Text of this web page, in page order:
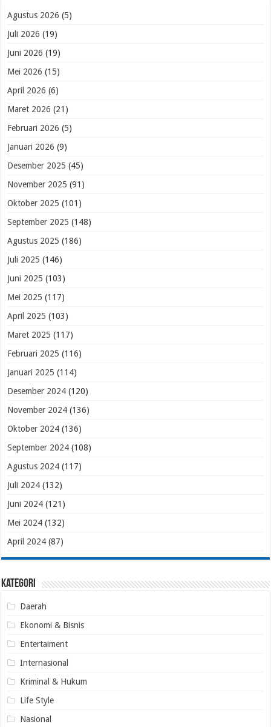
Agustus 2026 (5)
Juli 2026 (19)
Juni 2026 (19)
Mei 2026 (15)
April 2026 (6)
Maret 2026 (21)
Februari 2026 (5)
Januari 2026 (9)
Desember 2025 (45)
November 2025 (91)
Oktober 2025 (101)
September 2025 (148)
Agustus 2025 (186)
Juli 2025 (146)
Juni 2025 (103)
Mei 2025 (117)
April 2025 (103)
Maret 2025 (117)
Februari 2025 (116)
Januari 2025 (114)
Desember 2024 (120)
November 2024 (136)
Oktober 2024 (136)
September 2024 (108)
Agustus 2024 (117)
Juli 2024 (132)
Juni 2024 (121)
Mei 2024 (132)
April 2024 (87)
Kategori
Daerah
Ekonomi & Bisnis
Entertaiment
Internasional
Kriminal & Hukum
Life Style
Nasional